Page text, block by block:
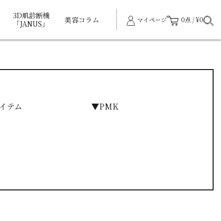
3D肌診断機
「JANUS」
美容コラム マイページ 0点 / ¥0
テム ▼PMK